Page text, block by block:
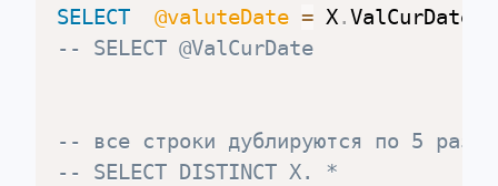
SELECT
@valuteDate = X.ValCurDate
-- SELECT @ValCurDate
-- все строки дублируются по 5
-- SELECT DISTINCT X. *